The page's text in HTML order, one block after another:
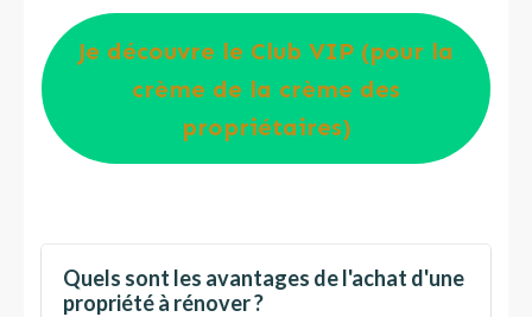
Je découvre le Club VIP (pour la
crème de la crème des
propriétaires)
Quels sont les avantages de l'achat d'une
propriété à rénover ?